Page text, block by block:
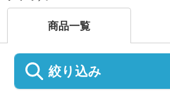
商品一覧
絞り込み